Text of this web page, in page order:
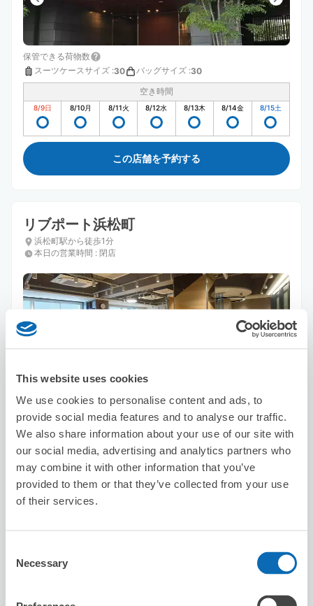
This website uses cookies
We use cookies to personalise content and ads, to
provide social media features and to analyse our traffic.
We also share information about your use of our site with
our social media, advertising and analytics partners who
may combine it with other information that you’ve
provided to them or that they’ve collected from your use
of their services.
Selection
Necessary
保管できる荷物数
スーツケースサイズ :30 バッグサイズ :30
空き時間
8/9日 8/10月 8/11火 8/12水 8/13木 8/14金 8/15土
この店舗を予約する
リブポート浜松町
浜松町駅から徒歩1分
本日の営業時間 : 閉店
保管できる荷物数
空き時間
8/9 月 火 8/12 8/14 8/15
この店舗を予約する
麻布十番駅から徒歩3分
5.0